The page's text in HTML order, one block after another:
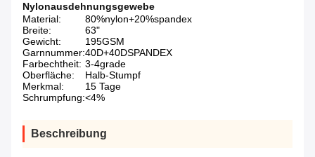
Nylonausdehnungsgewebe
Material:
80%nylon+20%spandex
Breite:
63"
Gewicht:
195GSM
Garnnummer:40D+40DSPANDEX
Farbechtheit: 3-4grade
Oberfläche:
Halb-Stumpf
Merkmal:
15 Tage
Schrumpfung:<4%
Beschreibung